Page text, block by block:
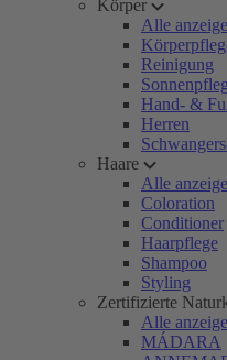
Körper
Alle
Reinigung
Hand- &
Herren
Haare
Alle
Coloration
Conditioner
Haarpflege
Shampoo
Styling
Zertifizierte
Alle
MÁDARA